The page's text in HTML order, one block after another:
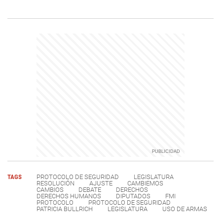
TAGS PROTOCOLO DE SEGURIDAD
LEGISLATURA
RESOLUCIÓN
AJUSTE
CAMBIEMOS
CAMBIOS
DEBATE
DERECHOS
DERECHOS HUMANOS
DIPUTADOS
FMI
PROTOCOLO
PROTOCOLO DE SEGURIDAD
PATRICIA BULLRICH
LEGISLATURA USO DE ARMAS